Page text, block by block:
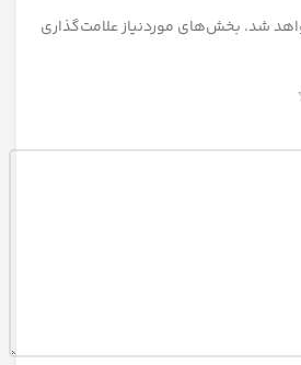
شد. بخش‌های موردنیاز علامت‌گذاری